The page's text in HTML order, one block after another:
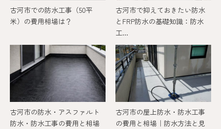
古河市での防水工事（50平
米）の費用相場は？
古河市で抑えておきたい防水
とFRP防水の基礎知識：防水
工...
古河市の防水・アスファルト
防水・防水工事の費用と相場
古河市の屋上防水・防水工事
の費用と相場｜防水方法と見